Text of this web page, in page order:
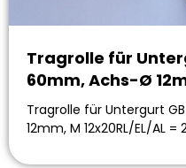
Tragrolle für
60mm, Achs-Ø
Tragrolle für Untergurt
12mm, M 12x20RL/EL/AL